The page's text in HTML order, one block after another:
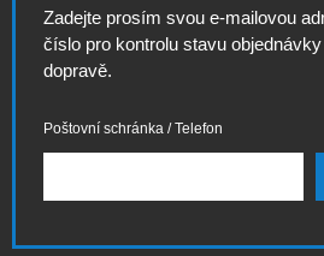
Zadejte prosím svou e-mailovou
číslo pro kontrolu stavu
dopravě.
Poštovní schránka / Telefon